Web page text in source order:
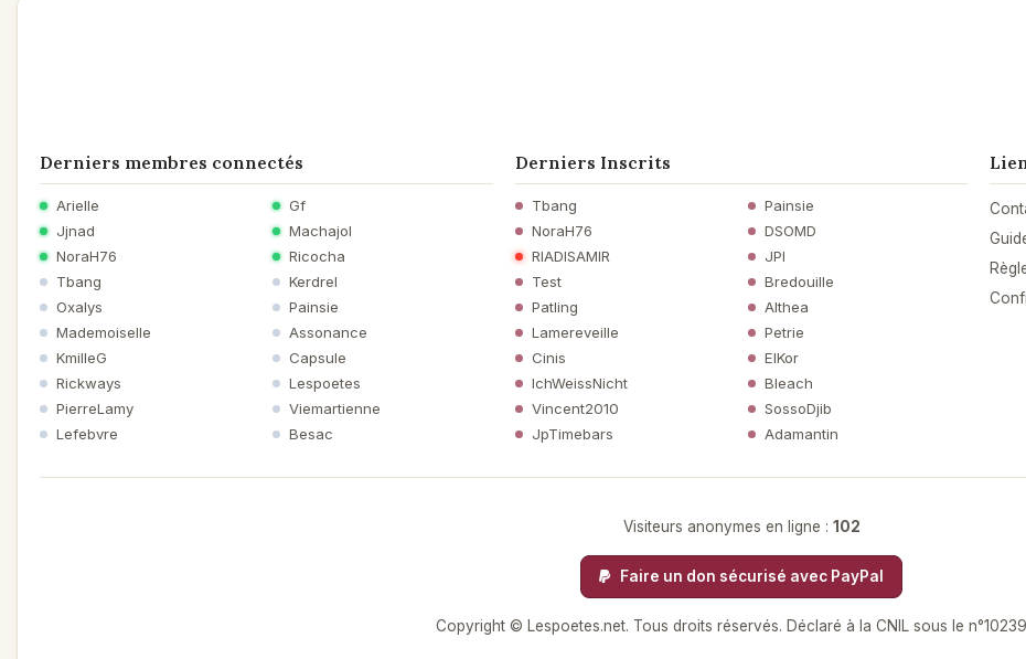
Derniers membres connectés
Arielle
Gf
Jjnad
Machajol
NoraH76
Ricocha
Tbang
Kerdrel
Oxalys
Painsie
Mademoiselle
Assonance
KmilleG
Capsule
Rickways
Lespoetes
PierreLamy
Viemartienne
Lefebvre
Besac
Derniers Inscrits
Tbang
Painsie
NoraH76
DSOMD
RIADISAMIR
JPI
Test
Bredouille
Patling
Althea
Lamereveille
Petrie
Cinis
ElKor
IchWeissNicht
Bleach
Vincent2010
SossoDjib
JpTimebars
Adamantin
Visiteurs anonymes en ligne : 102
Faire un don sécurisé avec PayPal
Copyright © Lespoetes.net. Tous droits réservés. Déclaré à la CNIL sous le